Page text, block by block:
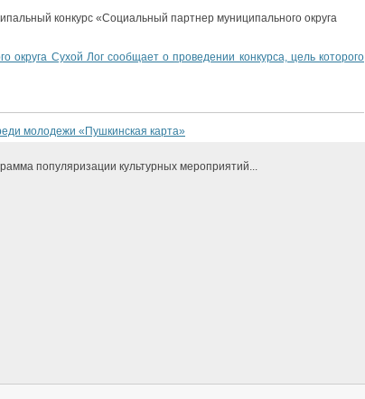
конкурс «Социальный партнер муниципального округа
округа Сухой Лог сообщает о проведении конкурса, цель которого
молодежи «Пушкинская карта»
популяризации культурных мероприятий...